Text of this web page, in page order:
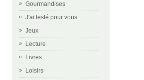
Gourmandises
J'ai testé pour vous
Jeux
Lecture
Livres
Loisirs